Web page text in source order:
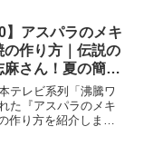
シピは、一度覚えて
】アスパラのメキ
の作り方｜伝説の
さん！夏の簡単
日）
テレビ系列「沸騰ワ
た『アスパラのメキ
作り方を紹介しま